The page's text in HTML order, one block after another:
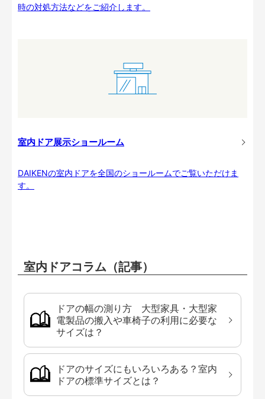
時の対処方法などをご紹介します。
室内ドア展示ショールーム
DAIKENの室内ドアを全国のショールームでご覧いただけま
す。
室内ドアコラム（記事）
ドアの幅の測り方 大型家具・大型家
電製品の搬入や車椅子の利用に必要な
サイズは？
ドアのサイズにもいろいろある？室内
ドアの標準サイズとは？